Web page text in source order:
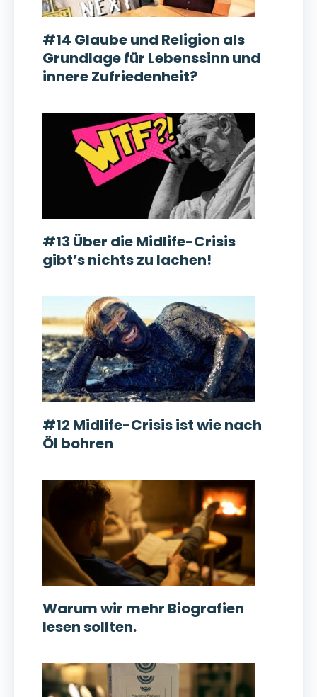
#14 Glaube und Religion als
Grundlage für Lebenssinn und
innere Zufriedenheit?
#13 Über die Midlife-Crisis
gibt’s nichts zu lachen!
#12 Midlife-Crisis ist wie nach
Öl bohren
Warum wir mehr Biografien
lesen sollten.